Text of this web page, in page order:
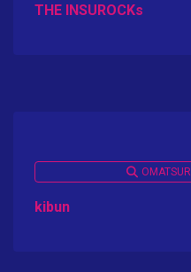
THE INSUROCKs
kibun